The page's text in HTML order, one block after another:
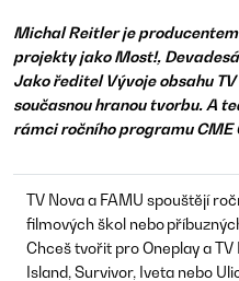
Michal Reitler je
projekty jako Most!,
Jako ředitel Vývoje obsahu
současnou hranou tvorbu. A
rámci ročního programu CME
TV Nova a FAMU spouštějí
filmových škol nebo
Chceš tvořit pro Oneplay a
Island, Survivor, Iveta nebo